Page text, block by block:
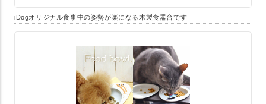
iDogオリジナル食事中の姿勢が楽になる木製食器台です